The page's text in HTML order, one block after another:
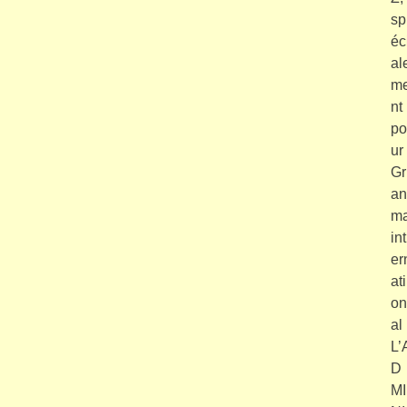
sp
nt
po
ur
Gr
an
int
ati
on
al
D
MI